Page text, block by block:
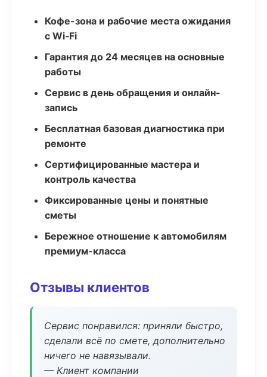
Кофе-зона и рабочие места ожидания
с Wi‑Fi
Гарантия до 24 месяцев на основные
работы
Сервис в день обращения и онлайн-
запись
Бесплатная базовая диагностика при
ремонте
Сертифицированные мастера и
контроль качества
Фиксированные цены и понятные
сметы
Бережное отношение к автомобилям
премиум-класса
Отзывы клиентов
Сервис понравился: приняли быстро,
сделали всё по смете, дополнительно
ничего не навязывали.
— Клиент компании